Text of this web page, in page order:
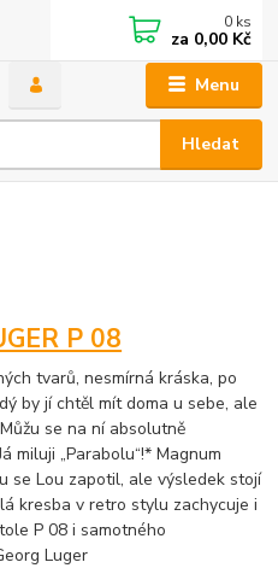
Menu
Hledat
0 ks
za 0,00 Kč
P 08
tvarů, nesmírná kráska, po
by jí chtěl mít doma u sebe, ale
se na ní absolutně
miluji „Parabolu“!* Magnum
se Lou zapotil, ale výsledek stojí
kresba v retro stylu zachycuje i
P 08 i samotného
Luger